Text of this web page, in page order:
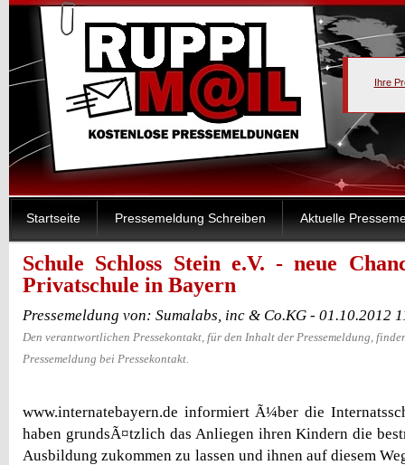
Ihre
Startseite Pressemeldung Schreiben Aktuelle
Schule Schloss Stein e.V. - neue
Privatschule in Bayern
Pressemeldung von: Sumalabs, inc & Co.KG - 01.10.2012
Den verantwortlichen Pressekontakt, für den Inhalt der Pressemeldung,
Pressemeldung bei Pressekontakt.
www.internatebayern.de informiert Ã¼ber die
haben grundsÃ¤tzlich das Anliegen ihren Kindern die
Ausbildung zukommen zu lassen und ihnen auf diesem